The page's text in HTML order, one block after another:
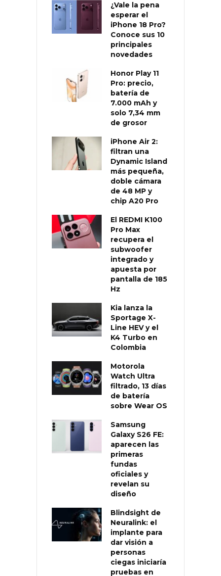
¿Vale la pena
esperar el
iPhone 18 Pro?
Conoce sus 10
principales
novedades
Honor Play 11
Pro: precio,
batería de
7.000 mAh y
solo 7,34 mm
de grosor
iPhone Air 2:
filtran una
Dynamic Island
más pequeña,
doble cámara
de 48 MP y
chip A20 Pro
El REDMI K100
Pro Max
recupera el
subwoofer
integrado y
apuesta por
pantalla de 185
Hz
Kia lanza la
Sportage X-
Line HEV y el
K4 Turbo en
Colombia
Motorola
Watch Ultra
filtrado, 13 días
de batería
sobre Wear OS
Samsung
Galaxy S26 FE:
aparecen las
primeras
fundas
oficiales y
revelan su
diseño
Blindsight de
Neuralink: el
implante para
dar visión a
personas
ciegas iniciaría
pruebas en